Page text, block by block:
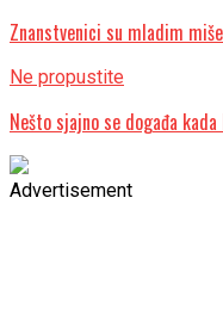
Znanstvenici su mladim
Ne propustite
Nešto sjajno se događa
Advertisement